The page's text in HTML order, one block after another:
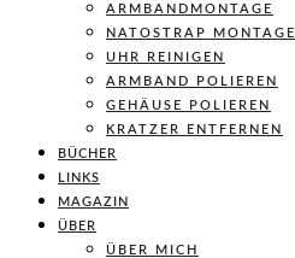
ARMBANDMONTAGE
NATOSTRAP MONTAGE
UHR REINIGEN
ARMBAND POLIEREN
GEHÄUSE POLIEREN
KRATZER ENTFERNEN
BÜCHER
LINKS
MAGAZIN
ÜBER
ÜBER MICH